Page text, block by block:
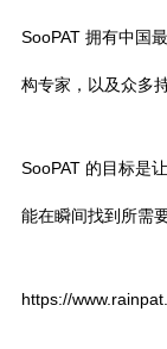
SooPAT 拥有中国
构专家，以及众多
SooPAT 的目标是
能在瞬间找到所需
https://